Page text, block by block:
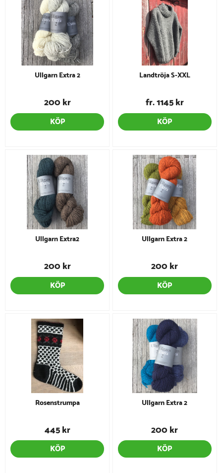
Ullgarn Extra 2
200 kr
KÖP
Landtröja S-XXL
fr. 1145 kr
KÖP
Ullgarn Extra2
200 kr
KÖP
Ullgarn Extra 2
200 kr
KÖP
Rosenstrumpa
445 kr
KÖP
Ullgarn Extra 2
200 kr
KÖP